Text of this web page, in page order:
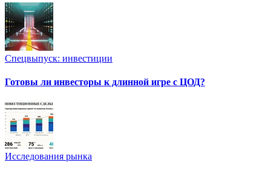
Спецвыпуск: инвестиции
Готовы ли инвесторы к длинной игре с ЦОД?
Исследования рынка